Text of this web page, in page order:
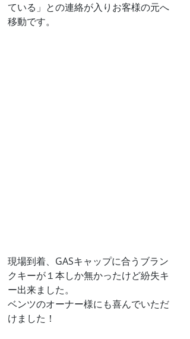
ている」との連絡が入りお客様の元へ
移動です。
現場到着、GASキャップに合うブラン
クキーが１本しか無かったけど紛失キ
ー出来ました。
ベンツのオーナー様にも喜んでいただ
けました！